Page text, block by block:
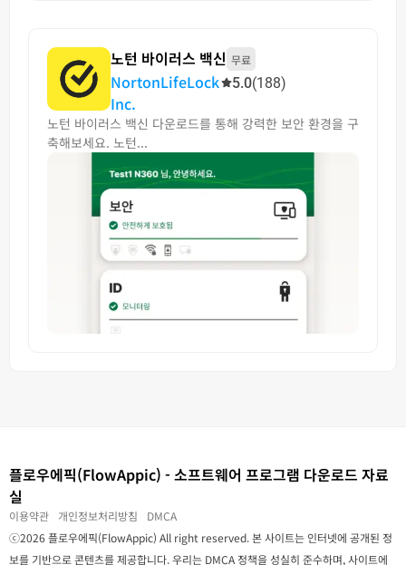
노턴 바이러스 백신 무료
NortonLifeLock
Inc.
5.0(188)
노턴 바이러스 백신 다운로드를 통해 강력한 보안 환경을 구
축해보세요. 노턴...
플로우에픽(FlowAppic) - 소프트웨어 프로그램 다운로드 자료
실
이용약관 개인정보처리방침
DMCA
ⓒ2026 플로우에픽(FlowAppic) All right reserved. 본 사이트는 인터넷에 공개된 정
보를 기반으로 콘텐츠를 제공합니다. 우리는 DMCA 정책을 성실히 준수하며, 사이트에